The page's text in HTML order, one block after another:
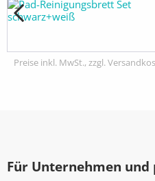
Preise inkl. MwSt., zzgl.
Für Unternehmen